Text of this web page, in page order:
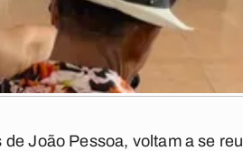
João Pessoa, voltam a se